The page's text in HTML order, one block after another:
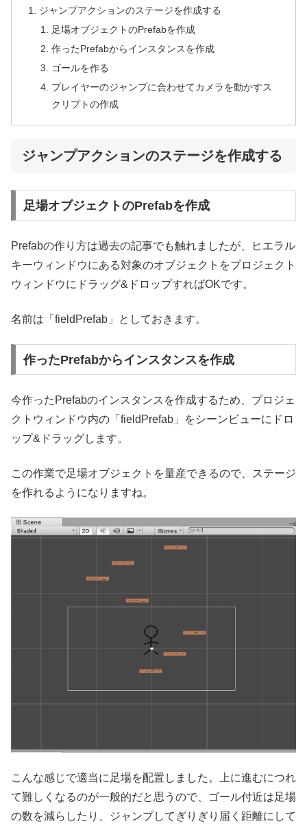
ジャンプアクションのステージを作成する
足場オブジェクトのPrefabを作成
作ったPrefabからインスタンスを作成
ゴールを作る
プレイヤーのジャンプに合わせてカメラを動かすス
クリプトの作成
ジャンプアクションのステージを作成する
足場オブジェクトのPrefabを作成
Prefabの作り方は過去の記事でも触れましたが、ヒエラル
キーウィンドウにある対象のオブジェクトをプロジェクト
ウィンドウにドラッグ&ドロップすればOKです。
名前は「fieldPrefab」としておきます。
作ったPrefabからインスタンスを作成
今作ったPrefabのインスタンスを作成するため、プロジェ
クトウィンドウ内の「fieldPrefab」をシーンビューにドロ
ップ&ドラッグします。
この作業で足場オブジェクトを量産できるので、ステージ
を作れるようになりますね。
こんな感じで適当に足場を配置しました。上に進むにつれ
て難しくなるのが一般的だと思うので、ゴール付近は足場
の数を減らしたり、ジャンプしてぎりぎり届く距離にして